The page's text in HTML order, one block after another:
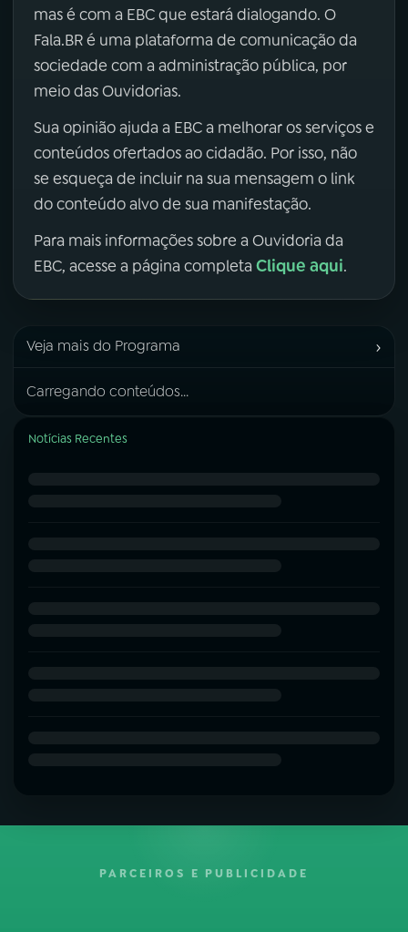
mas é com a EBC que estará dialogando. O
Fala.BR é uma plataforma de comunicação da
sociedade com a administração pública, por
meio das Ouvidorias.
Sua opinião ajuda a EBC a melhorar os serviços e
conteúdos ofertados ao cidadão. Por isso, não
se esqueça de incluir na sua mensagem o link
do conteúdo alvo de sua manifestação.
Para mais informações sobre a Ouvidoria da
EBC, acesse a página completa Clique aqui.
Veja mais do Programa ›
Carregando conteúdos...
Notícias Recentes
PARCEIROS E PUBLICIDADE